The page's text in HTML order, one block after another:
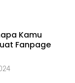
Kamu
Fanpage